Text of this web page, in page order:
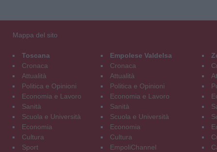
Mappa del sito
Toscana
Cronaca
Attualità
Politica e Opinioni
Economia e Lavoro
Sanità
Scuola e Università
Economia
Cultura
Sport
Empolese Valdelsa
Cronaca
Attualità
Politica e Opinioni
Economia e Lavoro
Sanità
Scuola e Università
Economia
Cultura
EmpoliChannel